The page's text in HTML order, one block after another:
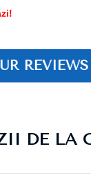
REVIEWS
DE LA